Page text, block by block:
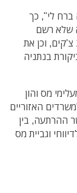
ברח לי", כך
שלא רשם
הכנסות בסך של כ- 60,000 שקל, שנתקבלו ב- 18 צ'קים, וכן את
בנתניה
מס והון
האזוריים
ההרתעה, בין
וגביית מס